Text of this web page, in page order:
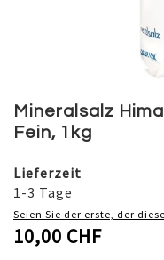
to
the
of
the
images
gallery
Mineralsalz
Fein, 1kg
Lieferzeit
1-3 Tage
Seien Sie der erste, der
10,00 CHF